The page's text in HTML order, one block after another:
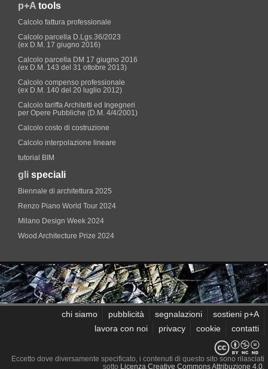
p+A tools
Calcolo fattura professionale
Calcolo parcella D.Lgs.36/2023
(ex D.M. 17 giugno 2016)
Calcolo parcella DM 17 giugno 2016
(ex D.M. 143 del 31 ottobre 2013)
Calcolo compenso professionale
(ex D.M. 140 del 20 luglio 2012)
Calcolo tariffa Architetti ed Ingegneri
per Opere Pubbliche (D.M. 4/4/2001)
Calcolo costo di costruzione
Calcolo interpolazione lineare
tutorial BIM
gli speciali
Biennale di architettura 2025
Renzo Piano World Tour 2024
Milano Design Week 2024
Wood Architecture Prize 2024
chi siamo pubblicità segnalazioni
sostieni p+A
lavora con noi
privacy cookie contatti
Eccetto dove diversamente specificato, i contenuti di questo sito sono rilasciati
sotto Licenza Creative Commons Attribuzione 4.0.